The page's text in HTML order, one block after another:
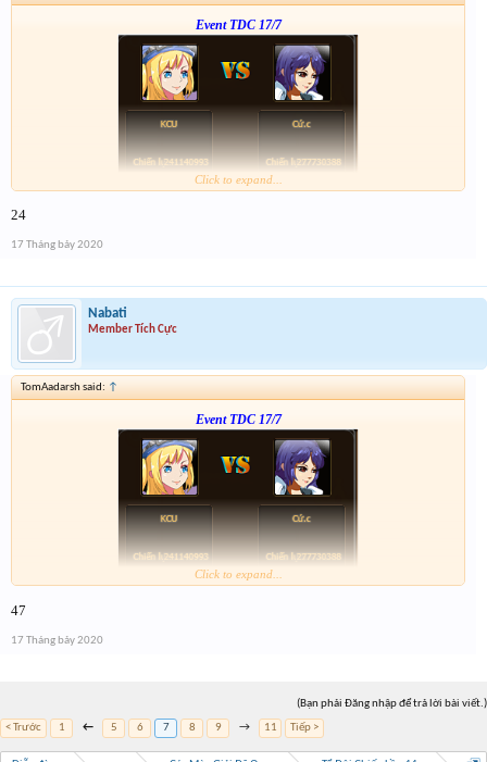
Event TDC 17/7
Click to expand...
24
17 Tháng bảy 2020
Nabati
Member Tích Cực
TomAadarsh said: ↑
Event TDC 17/7
Click to expand...
47
17 Tháng bảy 2020
(Bạn phải Đăng nhập để trả lời bài viết.)
< Trước
1 ← 5 6 7 8 9 → 11 Tiếp >